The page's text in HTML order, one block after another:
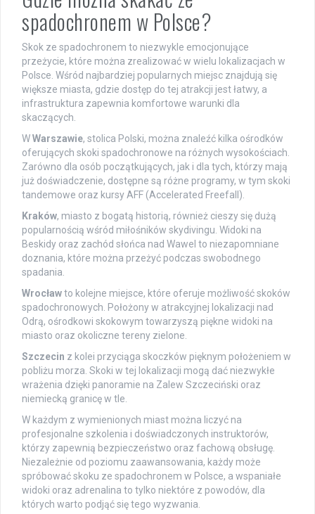
spadochronem w Polsce?
Skok ze spadochronem to niezwykle emocjonujące
przeżycie, które można zrealizować w wielu lokalizacjach w
Polsce. Wśród najbardziej popularnych miejsc znajdują się
większe miasta, gdzie dostęp do tej atrakcji jest łatwy, a
infrastruktura zapewnia komfortowe warunki dla
skaczących.
WWarszawie, stolica Polski, można znaleźć kilka ośrodków
oferujących skoki spadochronowe na różnych wysokościach.
Zarówno dla osób początkujących, jak i dla tych, którzy mają
już doświadczenie, dostępne są różne programy, w tym skoki
tandemowe oraz kursy AFF (Accelerated Freefall).
Kraków, miasto z bogatą historią, również cieszy się dużą
popularnością wśród miłośników skydivingu. Widoki na
Beskidy oraz zachód słońca nad Wawel to niezapomniane
doznania, które można przeżyć podczas swobodnego
spadania.
Wrocławto kolejne miejsce, które oferuje możliwość skoków
spadochronowych. Położony w atrakcyjnej lokalizacji nad
Odrą, ośrodkowi skokowym towarzyszą piękne widoki na
miasto oraz okoliczne tereny zielone.
Szczecin z kolei przyciąga skoczków pięknym położeniem w
pobliżu morza. Skoki w tej lokalizacji mogą dać niezwykłe
wrażenia dzięki panoramie na Zalew Szczeciński oraz
niemiecką granicę w tle.
W każdym z wymienionych miast można liczyć na
profesjonalne szkolenia i doświadczonych instruktorów,
którzy zapewnią bezpieczeństwo oraz fachową obsługę.
Niezależnie od poziomu zaawansowania, każdy może
spróbować skoku ze spadochronem w Polsce, a wspaniałe
widoki oraz adrenalina to tylko niektóre z powodów, dla
których warto podjąć się tego wyzwania.